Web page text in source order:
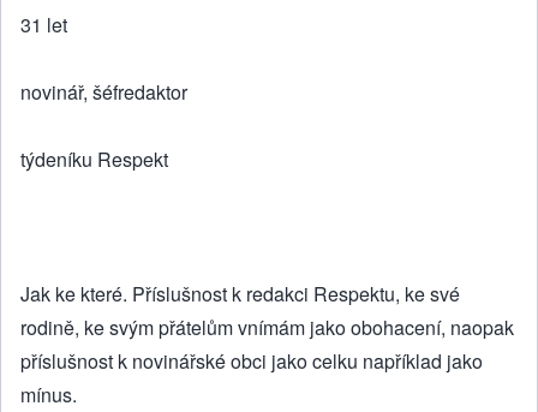
31 let
novinář, šéfredaktor
týdeníku Respekt
Jak ke které. Příslušnost k redakci Respektu, ke své
rodině, ke svým přátelům vnímám jako obohacení, naopak
příslušnost k novinářské obci jako celku například jako
mínus.